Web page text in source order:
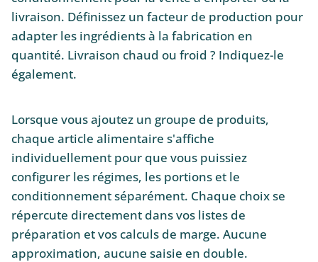
livraison. Définissez un facteur de production pour
adapter les ingrédients à la fabrication en
quantité. Livraison chaud ou froid ? Indiquez-le
également.
Lorsque vous ajoutez un groupe de produits,
chaque article alimentaire s'affiche
individuellement pour que vous puissiez
configurer les régimes, les portions et le
conditionnement séparément. Chaque choix se
répercute directement dans vos listes de
préparation et vos calculs de marge. Aucune
approximation, aucune saisie en double.